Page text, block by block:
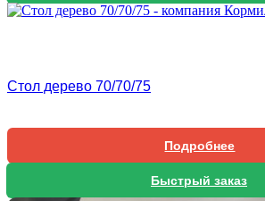
Стол дерево 70/70/75
Подробнее
Быстрый заказ